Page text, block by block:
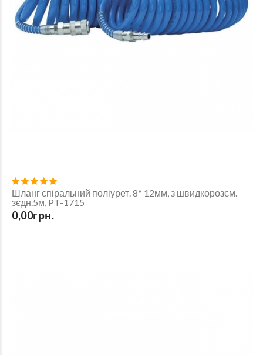
Шланг спіральний поліурет. 8* 12мм, з швидкорозєм.
зєдн.5м, PT-1715
0,00грн.